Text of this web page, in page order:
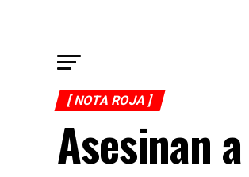
[ NOTA ROJA ]
Asesinan